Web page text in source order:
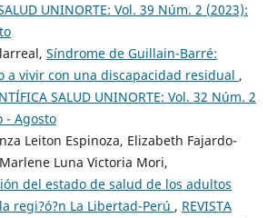
UNINORTE: Vol. 39 Núm. 2 (2023):
Síndrome de Guillain-Barré:
a vivir con una discapacidad residual ,
SALUD UNINORTE: Vol. 32 Núm. 2
- Agosto
Leiton Espinoza, Elizabeth Fajardo-
Luna Victoria Mori,
del estado de salud de los adultos
regi?ó?n La Libertad-Perú , REVISTA